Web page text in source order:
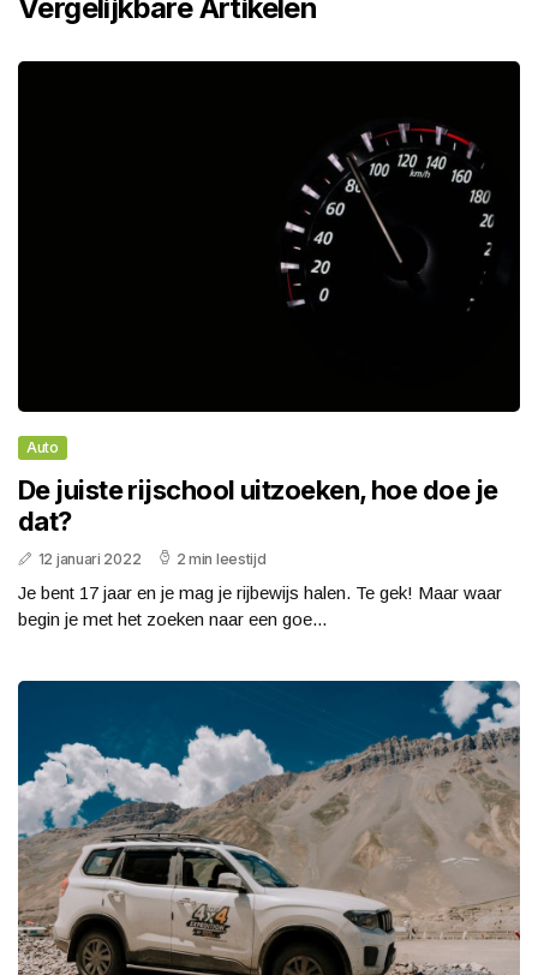
Vergelijkbare Artikelen
Auto
De juiste rijschool uitzoeken, hoe doe je
dat?
12 januari 2022 2 min leestijd
Je bent 17 jaar en je mag je rijbewijs halen. Te gek! Maar waar
begin je met het zoeken naar een goe...